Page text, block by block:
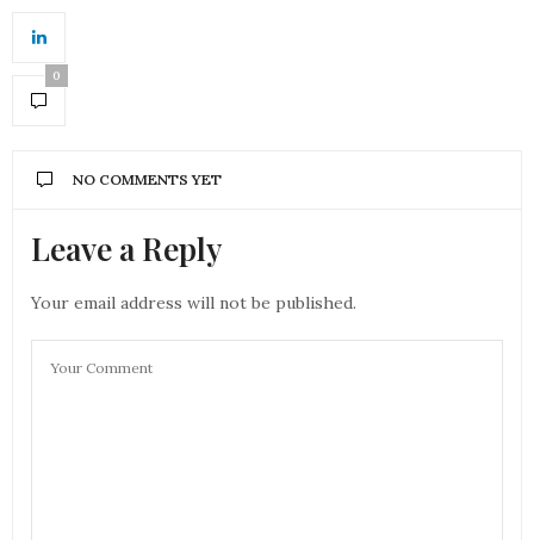
0
NO COMMENTS YET
Leave a Reply
Your email address will not be published.